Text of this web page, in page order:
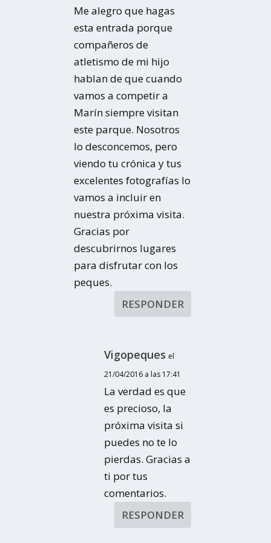
Me alegro que hagas
esta entrada porque
compañeros de
atletismo de mi hijo
hablan de que cuando
vamos a competir a
Marín siempre visitan
este parque. Nosotros
lo desconcemos, pero
viendo tu crónica y tus
excelentes fotografías lo
vamos a incluir en
nuestra próxima visita.
Gracias por
descubrirnos lugares
para disfrutar con los
peques.
RESPONDER
Vigopeques el
21/04/2016 a las 17:41
La verdad es que
es precioso, la
próxima visita si
puedes no te lo
pierdas. Gracias a
ti por tus
comentarios.
RESPONDER